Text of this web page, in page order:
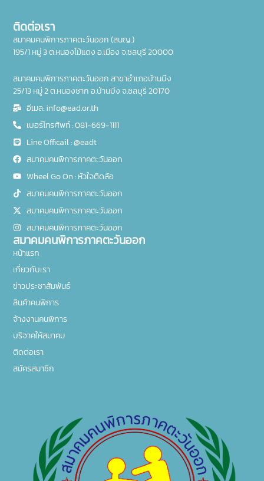
ติดต่อเรา
สมาคมคนพิการภาคตะวันออก (สนญ.)
195/1 หมู่ 3 ต.หนองไม้แดง อ.เมือง จ.ชลบุรี 20000
สมาคมคนพิการภาคตะวันออก สาขาอำเภอบ้านบึง
25/13 หมู่ 2 ต.หนองชาก อ.บ้านบึง จ.ชลบุรี 20170
อีเมล: info@ead.or.th
เบอร์โทรศัพท์ : 081-669-1111
Line Officail : @eadt
สมาคมคนพิการภาคตะวันออก
Wheel Go On : หัวใจติดล้อ
สมาคมคนพิการภาคตะวันออก
สมาคมคนพิการภาคตะวันออก
สมาคมคนพิการภาคตะวันออก
สมาคมคนพิการภาคตะวันออก
หน้าแรก
เกี่ยวกับเรา
ข่าวประชาสัมพันธ์
สินค้าคนพิการ
จ้างงานคนพิการ
บริจาคให้สมาคม
ติดต่อเรา
สมัครสมาชิก